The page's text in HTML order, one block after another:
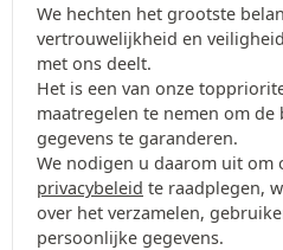
We hechten het grootste
vertrouwelijkheid en
met ons deelt.
Het is een van onze
maatregelen te nemen om de
gegevens te garanderen.
We nodigen u daarom uit om
privacybeleid te raadplegen,
over het verzamelen,
persoonlijke gegevens.